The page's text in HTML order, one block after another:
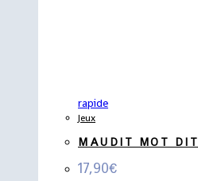
rapide
Jeux
MAUDIT MOT DIT
17,90€